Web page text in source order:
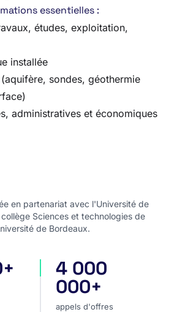
essentielles :
études, exploitation,
installée
sondes, géothermie
administratives et économiques
en partenariat avec l'Université de
Sciences et technologies de
de Bordeaux.
France appels d'offres
4 000
000+
appels d'offres